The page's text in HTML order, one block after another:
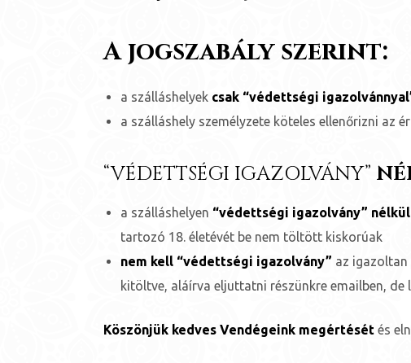
A jogszabály szerint:
a szálláshelyek csak “védettségi
a szálláshely személyzete köteles ellenőrizni az
“VÉDETTSÉGI IGAZOLVÁNY”
a szálláshelyen “védettségi igazolvány”
tartozó 18. életévét be nem töltött kiskorúak
nem kell “védettségi igazolvány” az
kitöltve, aláírva eljuttatni részünkre emailben, de
Köszönjük kedves Vendégeink megértését és